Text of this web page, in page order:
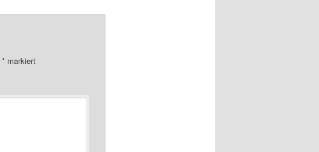
*markiert